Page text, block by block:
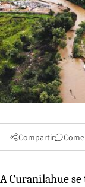
Compartir
A Curanilahue